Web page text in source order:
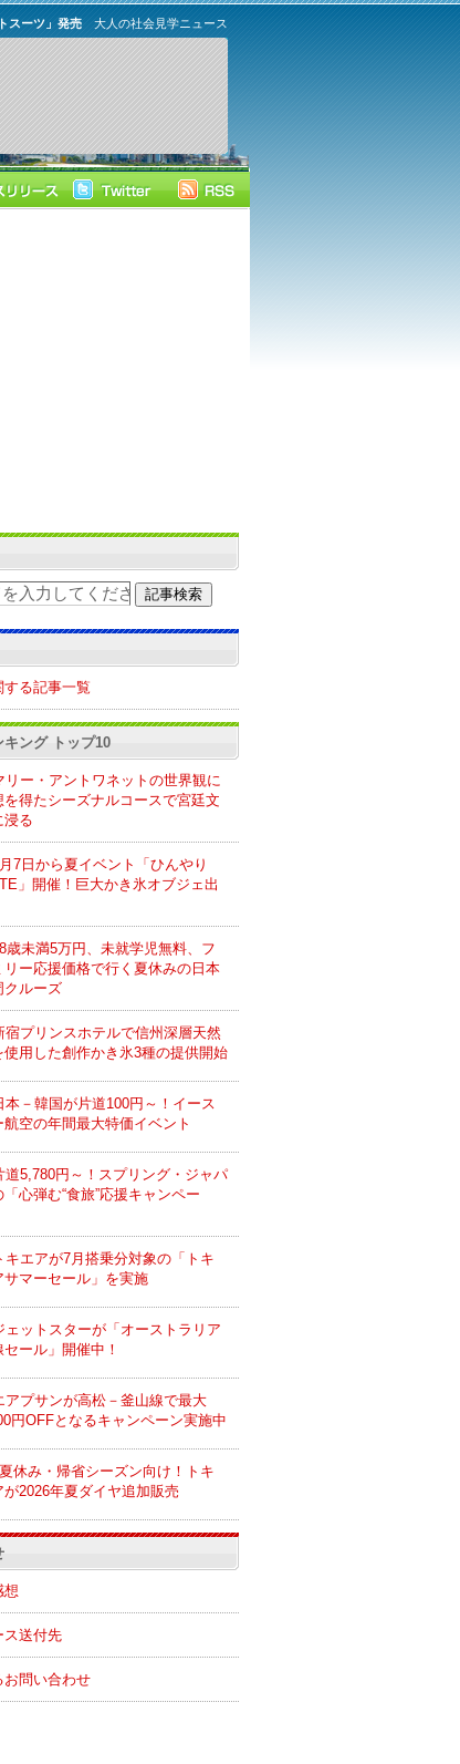
大人の社会見学ニュース
スーツ」発売
する記事一覧
キング トップ10
リー・アントワネットの世界観に
を得たシーズナルコースで宮廷文
浸る
7日から夏イベント「ひんやり
」開催！巨大かき氷オブジェ出
歳未満5万円、未就学児無料、フ
リー応援価格で行く夏休みの日本
クルーズ
宿プリンスホテルで信州深層天然
使用した創作かき氷3種の提供開始
本－韓国が片道100円～！イース
航空の年間最大特価イベント
道5,780円～！スプリング・ジャパ
「心弾む“食旅”応援キャンペー
キエアが7月搭乗分対象の「トキ
サマーセール」を実施
ェットスターが「オーストラリア
セール」開催中！
アプサンが高松－釜山線で最大
円OFFとなるキャンペーン実施中
夏休み・帰省シーズン向け！トキ
が2026年夏ダイヤ追加販売
想
ス送付先
お問い合わせ